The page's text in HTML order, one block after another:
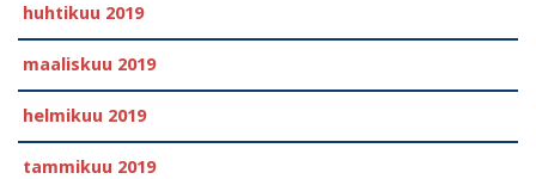
huhtikuu 2019
maaliskuu 2019
helmikuu 2019
tammikuu 2019